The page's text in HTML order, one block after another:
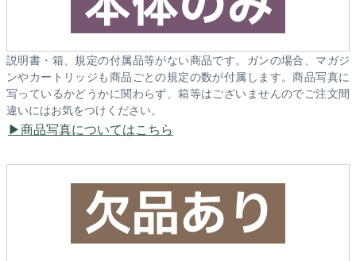
説明書・箱、規定の付属品等がない商品です。ガンの場合、マガジ
ンやカートリッジも商品ごとの規定の数が付属します。商品写真に
写っているかどうかに関わらず、箱等はございませんのでご注文間
違いにはお気をつけください。
商品写真についてはこちら